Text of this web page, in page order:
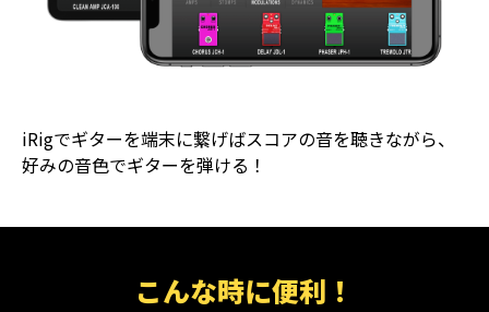
iRigでギターを端末に繋げばスコアの音を聴きながら、
好みの音色でギターを弾ける！
こんな時に便利！